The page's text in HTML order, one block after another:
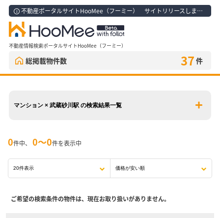
不動産ポータルサイトHooMee（フーミー） サイトリリースしました！
不動産情報検索ポータルサイトHooMee（フーミー）
総掲載物件数 37 件
マンション × 武蔵砂川駅 の検索結果一覧
0件中、 0〜0件を表示中
ご希望の検索条件の物件は、現在お取り扱いがありません。